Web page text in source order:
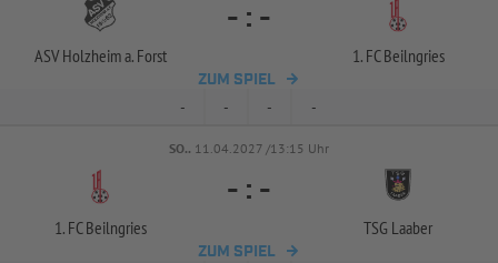
ASV Holzheim a. Forst
- : -
1. FC Beilngries
ZUM SPIEL
- - - -
SO.. 11.04.2027 /13:15 Uhr
1. FC Beilngries
- : -
TSG Laaber
ZUM SPIEL